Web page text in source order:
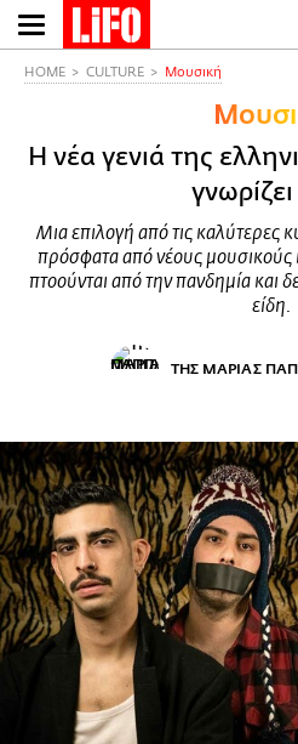
Παράκαμψη
προς
HOME CULTURE Μουσική
H νέα γενιά της
Μια επιλογή από τις καλύτερες
πρόσφατα από νέους μουσικούς
πτοούνται από την πανδημία και
είδη.
ΤΗΣ ΜΑΡΙΑΣ